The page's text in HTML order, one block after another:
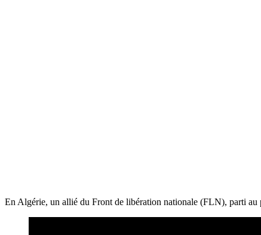
En Algérie, un allié du Front de libération nationale (FLN), parti au